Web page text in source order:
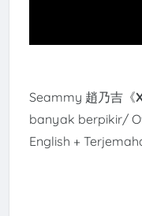
Seammy 趙乃吉《
banyak berpikir/
English +